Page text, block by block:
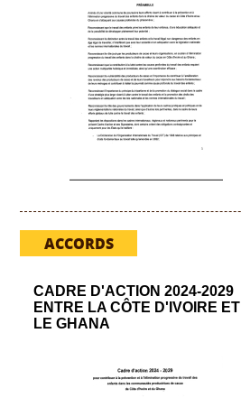
ACCORDS
CADRE D'ACTION 2024-2029
ENTRE LA CÔTE D'IVOIRE ET
LE GHANA